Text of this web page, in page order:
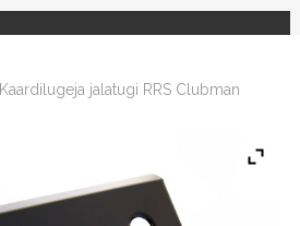
Kaardilugeja jalatugi RRS Clubman